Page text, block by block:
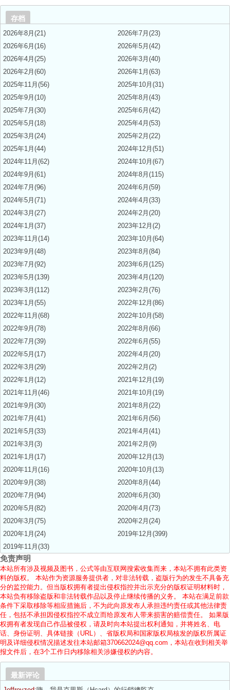
存档
2026年8月(21)
2026年7月(23)
2026年6月(16)
2026年5月(42)
2026年4月(25)
2026年3月(40)
2026年2月(60)
2026年1月(63)
2025年11月(56)
2025年10月(31)
2025年9月(10)
2025年8月(43)
2025年7月(30)
2025年6月(42)
2025年5月(18)
2025年4月(53)
2025年3月(24)
2025年2月(22)
2025年1月(44)
2024年12月(51)
2024年11月(62)
2024年10月(67)
2024年9月(61)
2024年8月(115)
2024年7月(96)
2024年6月(59)
2024年5月(71)
2024年4月(33)
2024年3月(27)
2024年2月(20)
2024年1月(37)
2023年12月(2)
2023年11月(14)
2023年10月(64)
2023年9月(48)
2023年8月(84)
2023年7月(92)
2023年6月(125)
2023年5月(139)
2023年4月(120)
2023年3月(112)
2023年2月(76)
2023年1月(55)
2022年12月(86)
2022年11月(68)
2022年10月(58)
2022年9月(78)
2022年8月(66)
2022年7月(39)
2022年6月(55)
2022年5月(17)
2022年4月(20)
2022年3月(29)
2022年2月(2)
2022年1月(12)
2021年12月(19)
2021年11月(46)
2021年10月(19)
2021年9月(30)
2021年8月(22)
2021年7月(41)
2021年6月(56)
2021年5月(33)
2021年4月(41)
2021年3月(3)
2021年2月(9)
2021年1月(17)
2020年12月(13)
2020年11月(16)
2020年10月(13)
2020年9月(38)
2020年8月(44)
2020年7月(94)
2020年6月(30)
2020年5月(82)
2020年4月(73)
2020年3月(75)
2020年2月(24)
2020年1月(24)
2019年12月(399)
2019年11月(33)
免责声明
本站所有涉及视频及图书，公式等由互联网搜索收集而来，本站不拥有此类资
料的版权。 本站作为资源服务提供者，对非法转载，盗版行为的发生不具备充
分的监控能力。但当版权拥有者提出侵权指控并出示充分的版权证明材料时，
本站负有移除盗版和非法转载作品以及停止继续传播的义务。 本站在满足前款
条件下采取移除等相应措施后，不为此向原发布人承担违约责任或其他法律责
任，包括不承担因侵权指控不成立而给原发布人带来损害的赔偿责任。 如果版
权拥有者发现自己作品被侵权，请及时向本站提出权利通知，并将姓名、电
话、身份证明、具体链接（URL）、省版权局和国家版权局核发的版权所属证
明及详细侵权情况描述发往本站邮箱370662024@qq.com，本站在收到相关举
报文件后，在3个工作日内移除相关涉嫌侵权的内容。
最新评论